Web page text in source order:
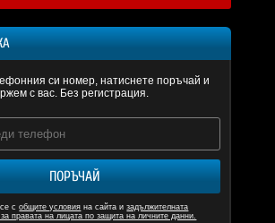
си номер, натиснете поръчай и
с вас. Без регистрация.
ПОРЪЧАЙ
се собщите условия на сайта изадължителната
правата на лицата по защита на личните данни.